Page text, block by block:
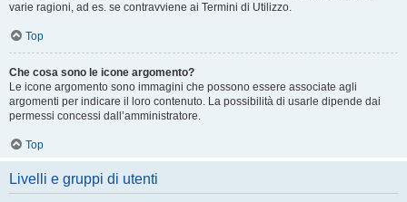
varie ragioni, ad es. se contravviene ai Termini di Utilizzo.
Top
Che cosa sono le icone argomento?
Le icone argomento sono immagini che possono essere associate agli
argomenti per indicare il loro contenuto. La possibilità di usarle dipende dai
permessi concessi dall’amministratore.
Top
Livelli e gruppi di utenti